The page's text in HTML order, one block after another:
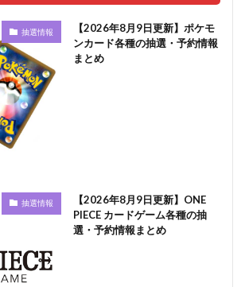
抽選情報
【2026年8月9日更新】ポケモ
ンカード各種の抽選・予約情報
まとめ
抽選情報
【2026年8月9日更新】ONE
PIECE カードゲーム各種の抽
選・予約情報まとめ